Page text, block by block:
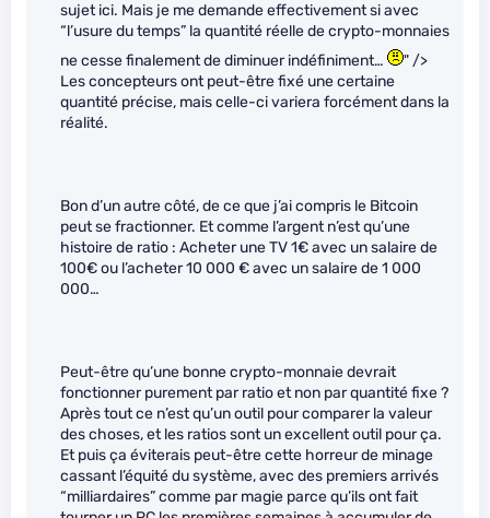
sujet ici. Mais je me demande effectivement si avec
“l’usure du temps” la quantité réelle de crypto-monnaies
ne cesse finalement de diminuer indéfiniment…
" />
Les concepteurs ont peut-être fixé une certaine
quantité précise, mais celle-ci variera forcément dans la
réalité.
Bon d’un autre côté, de ce que j’ai compris le Bitcoin
peut se fractionner. Et comme l’argent n’est qu’une
histoire de ratio : Acheter une TV 1€ avec un salaire de
100€ ou l’acheter 10 000 € avec un salaire de 1 000
000…
Peut-être qu’une bonne crypto-monnaie devrait
fonctionner purement par ratio et non par quantité fixe ?
Après tout ce n’est qu’un outil pour comparer la valeur
des choses, et les ratios sont un excellent outil pour ça.
Et puis ça éviterais peut-être cette horreur de minage
cassant l’équité du système, avec des premiers arrivés
“milliardaires” comme par magie parce qu’ils ont fait